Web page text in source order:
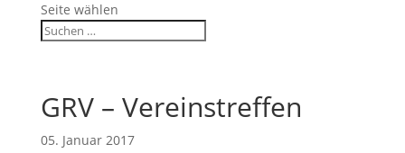
Seite wählen
GRV – Vereinstreffen
05. Januar 2017